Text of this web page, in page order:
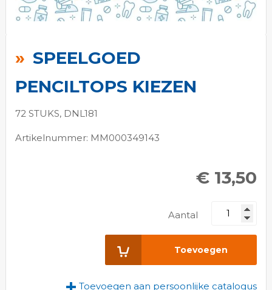
SPEELGOED
PENCILTOPS KIEZEN
72 STUKS, DNL181
Artikelnummer: MM000349143
€ 13,50
Aantal
Toevoegen
Toevoegen aan persoonlijke catalogus
het
begin
van
de
gallerij